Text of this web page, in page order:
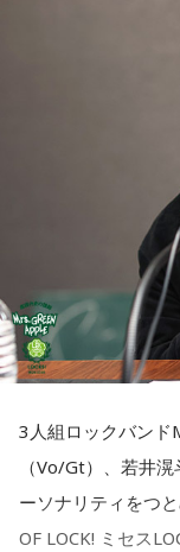
起の良い日に買い
人もいるという考
■2026年8月8日に
寅の日は、「千里
行や出張にも縁起
夏休み期間中とい
人にとっては、暦
ん。
もちろん、安全な
し、余裕を持った
す。
一方で、「戻る」
祝い事には向かな
流派や地域による
するとよいでしょ
■2026年8月8日に
寅の日は、お金に
とから、財布を購
「お金が無事に戻
で、開運アクショ
て、ずっと感動し
セラ」の時の花火
した。帰り道もプ
がその余韻でまた
最高の演奏を、本
大森：ありがとう
若井：すごかった
たけれど。
藤澤：そうだよね！
3人組ロックバンド
（Vo/Gt）、若井
ーソナリティをつ
OF LOCK! ミセス